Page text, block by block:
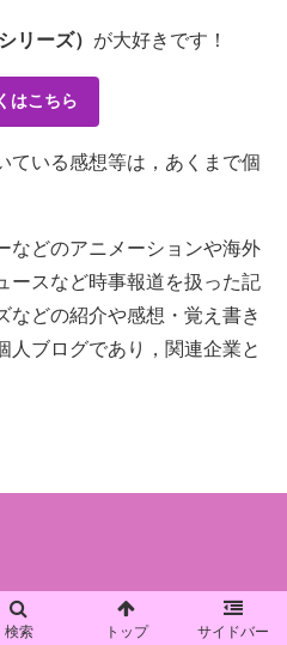
リーズ） が大好きです！
はこちら
ている感想等は，あくまで個
などのアニメーションや海外
ースなど時事報道を扱った記
などの紹介や感想・覚え書き
人ブログであり，関連企業と
検索 トップ サイドバー